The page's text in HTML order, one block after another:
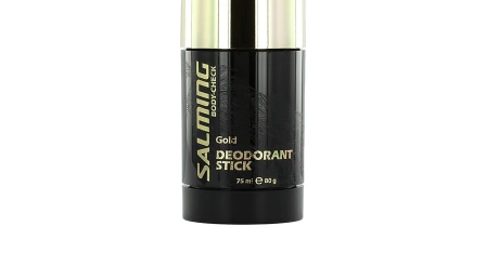
Matrix Light Master Bonder Inside Lightening Powder 500g
869 kr